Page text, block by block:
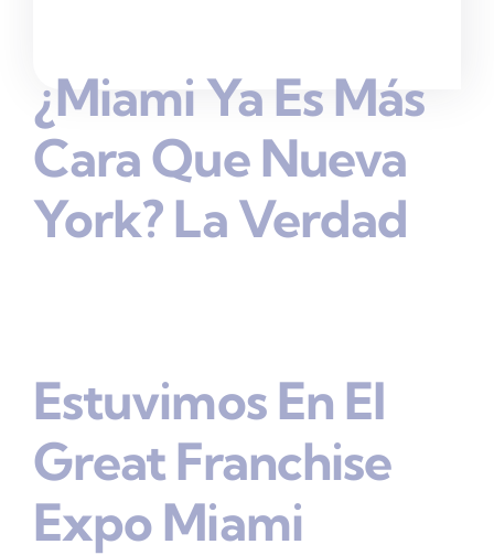
¿Miami Ya Es Más
Cara Que Nueva
York? La Verdad
Estuvimos En El
Great Franchise
Expo Miami